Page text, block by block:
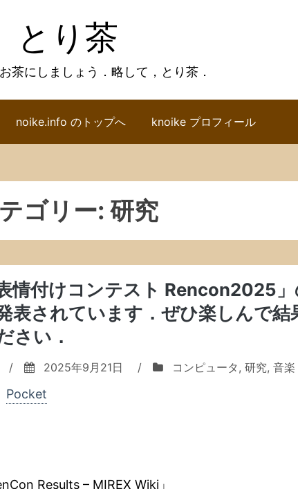
とり茶
茶にしましょう．略して，とり茶．
noike.info のトップへ knoike プロフィール
ゴリー: 研究
表情付けコンテスト Rencon2025
表されています．ぜひ楽しんで結
さい．
/ 2025年9月21日 / コンピュータ , 研究, 音楽
Pocket
Results – MIREX Wiki」